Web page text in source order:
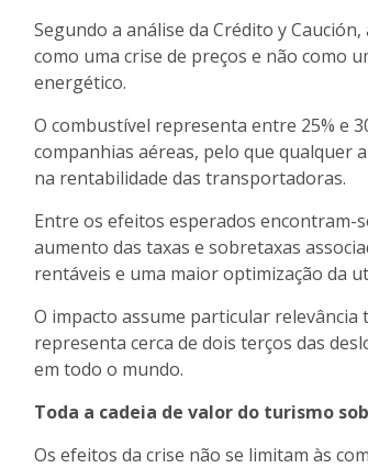
Segundo a análise da Crédito y
como uma crise de preços e não como
energético.
O combustível representa entre 25% e
companhias aéreas, pelo que qualquer
na rentabilidade das transportadoras.
Entre os efeitos esperados encontram-
aumento das taxas e sobretaxas
rentáveis e uma maior optimização da
O impacto assume particular
representa cerca de dois terços das
em todo o mundo.
Toda a cadeia de valor do turismo
Os efeitos da crise não se limitam às